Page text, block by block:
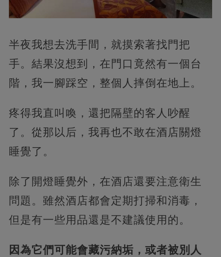
半夜我想去洗手間，就摸索著找門把
手。結果沒想到，在門口竟然有一個台
階，我一腳踩空，整個人摔倒在地上。
疼得我直叫喚，還把隔壁的客人吵醒
了。從那以后，我再也不敢在酒店關燈
睡覺了。
除了開燈睡覺外，在酒店還要注意衛生
問題。雖然酒店都會定期打掃和消毒，
但是有一些用品還是不建議使用的。
因為它們可能會藏污納垢，或者被別人